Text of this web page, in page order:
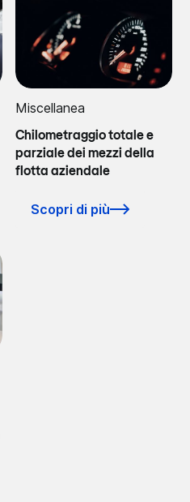
Miscellanea
Chilometraggio totale e
parziale dei mezzi della
flotta aziendale
Scopri di più